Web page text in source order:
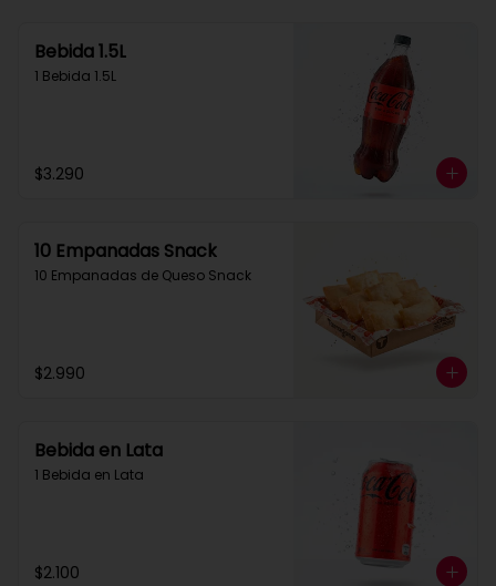
Bebida 1.5L
1 Bebida 1.5L
$3.290
10 Empanadas Snack
10 Empanadas de Queso Snack
$2.990
Bebida en Lata
1 Bebida en Lata
$2.100